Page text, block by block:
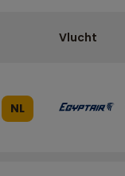
Vlucht
NL